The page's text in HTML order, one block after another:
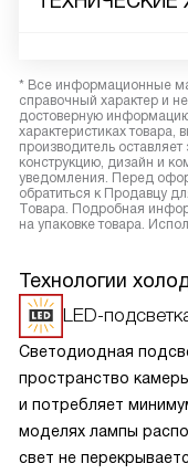
* Все информационные
справочный характер и
достоверную
характеристиках
производитель
конструкцию, дизайн и
уведомления. Перед
обратиться к Продавцу
Товара. Подробная
на упаковке товара.
Технологии
LED-
Светодиодная
пространство
и потребляет
моделях лампы
свет не